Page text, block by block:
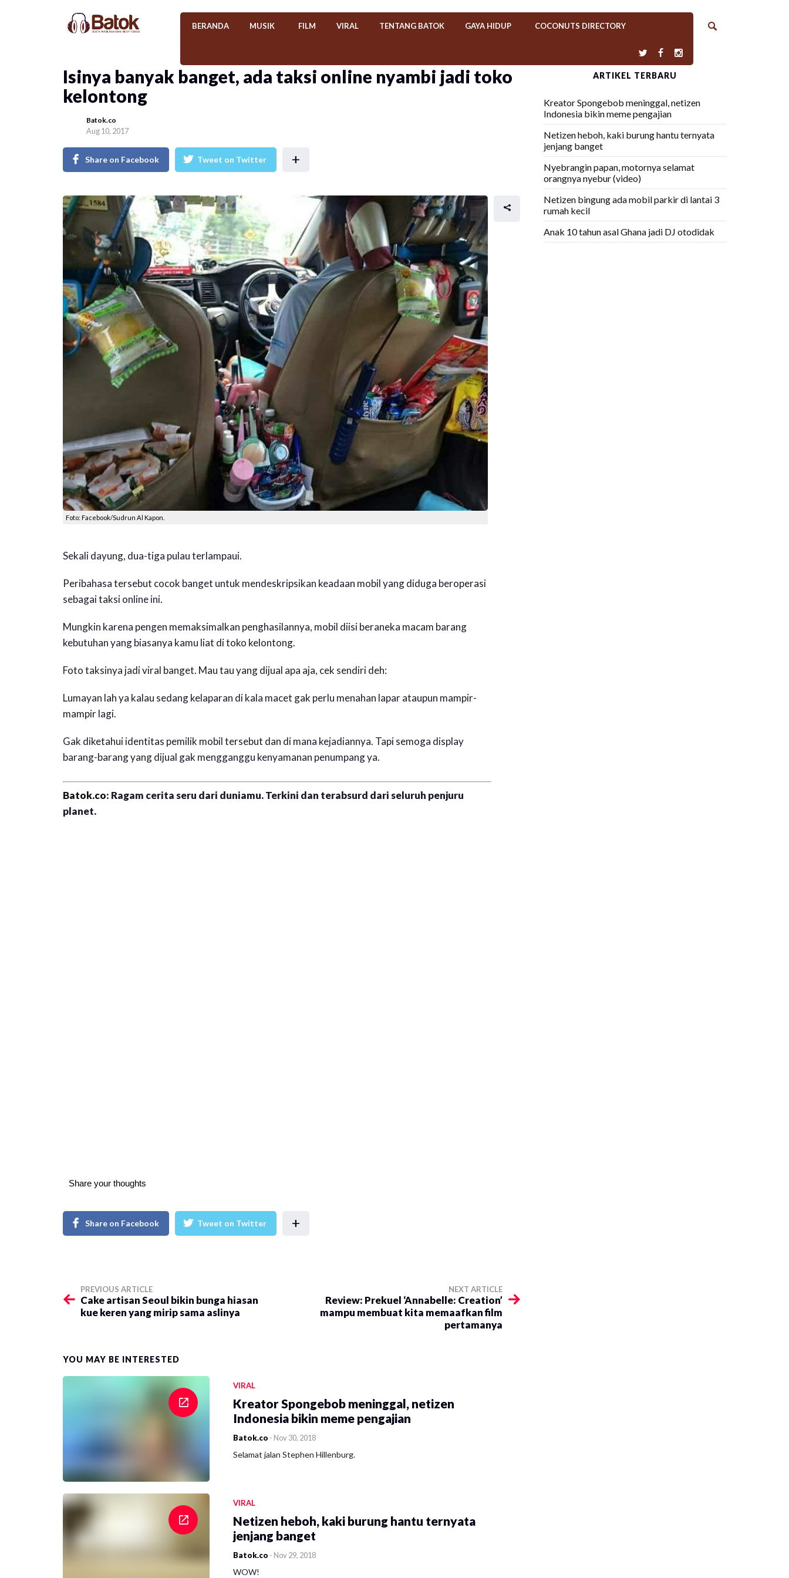
BERANDA MUSIK FILM VIRAL TENTANG BATOK GAYA HIDUP COCONUTS DIRECTORY
Isinya banyak banget, ada taksi online nyambi jadi toko
kelontong
Batok.co
Aug 10, 2017
Share on Facebook Tweet on Twitter +
Foto: Facebook/Sudrun Al Kapon.
Sekali dayung, dua-tiga pulau terlampaui.
Peribahasa tersebut cocok banget untuk mendeskripsikan keadaan mobil yang diduga beroperasi
sebagai taksi online ini.
Mungkin karena pengen memaksimalkan penghasilannya, mobil diisi beraneka macam barang
kebutuhan yang biasanya kamu liat di toko kelontong.
Foto taksinya jadi viral banget. Mau tau yang dijual apa aja, cek sendiri deh:
Lumayan lah ya kalau sedang kelaparan di kala macet gak perlu menahan lapar ataupun mampir-
mampir lagi.
Gak diketahui identitas pemilik mobil tersebut dan di mana kejadiannya. Tapi semoga display
barang-barang yang dijual gak mengganggu kenyamanan penumpang ya.
Batok.co: Ragam cerita seru dari duniamu. Terkini dan terabsurd dari seluruh penjuru
planet.
Share your thoughts
Share on Facebook Tweet on Twitter +
PREVIOUS ARTICLE
Cake artisan Seoul bikin bunga hiasan
kue keren yang mirip sama aslinya
NEXT ARTICLE
Review: Prekuel ‘Annabelle: Creation’
mampu membuat kita memaafkan film
pertamanya
YOU MAY BE INTERESTED
VIRAL
Kreator Spongebob meninggal, netizen
Indonesia bikin meme pengajian
Batok.co - Nov 30, 2018
Selamat jalan Stephen Hillenburg.
VIRAL
Netizen heboh, kaki burung hantu ternyata
jenjang banget
Batok.co - Nov 29, 2018
WOW!
ARTIKEL TERBARU
Kreator Spongebob meninggal, netizen
Indonesia bikin meme pengajian
Netizen heboh, kaki burung hantu ternyata
jenjang banget
Nyebrangin papan, motornya selamat
orangnya nyebur (video)
Netizen bingung ada mobil parkir di lantai 3
rumah kecil
Anak 10 tahun asal Ghana jadi DJ otodidak